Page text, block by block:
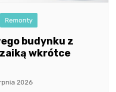
Remonty
budynku z
wkrótce
2026